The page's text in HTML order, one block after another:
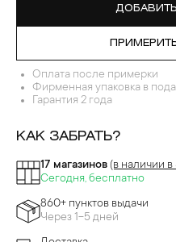
Оплата после примерки
Фирменная упаковка в
Гарантия 2 года
КАК ЗАБРАТЬ?
17 магазинов (в наличии в
Сегодня, бесплатно
860+ пунктов выдачи
Через 1-5 дней